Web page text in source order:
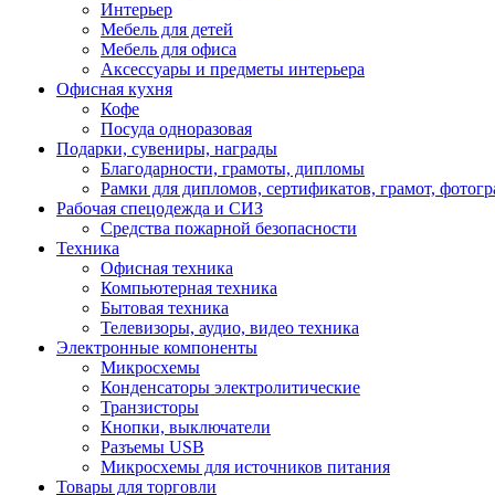
Интерьер
Мебель для детей
Мебель для офиса
Аксессуары и предметы интерьера
Офисная кухня
Кофе
Посуда одноразовая
Подарки, сувениры, награды
Благодарности, грамоты, дипломы
Рамки для дипломов, сертификатов, грамот,
Рабочая спецодежда и СИЗ
Средства пожарной безопасности
Техника
Офисная техника
Компьютерная техника
Бытовая техника
Телевизоры, аудио, видео техника
Электронные компоненты
Микросхемы
Конденсаторы электролитические
Транзисторы
Кнопки, выключатели
Разъемы USB
Микросхемы для источников питания
Товары для торговли